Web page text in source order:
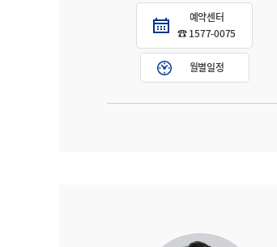
예약센터
☎ 1577-0075
월별일정